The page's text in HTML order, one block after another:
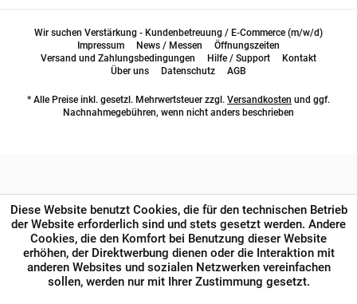
Wir suchen Verstärkung - Kundenbetreuung / E-Commerce (m/w/d)
Impressum
News / Messen
Öffnungszeiten
Versand und Zahlungsbedingungen
Hilfe / Support
Kontakt
Über uns
Datenschutz AGB
* Alle Preise inkl. gesetzl. Mehrwertsteuer zzgl. Versandkosten und ggf.
Nachnahmegebühren, wenn nicht anders beschrieben
Diese Website benutzt Cookies, die für den technischen Betrieb
der Website erforderlich sind und stets gesetzt werden. Andere
Cookies, die den Komfort bei Benutzung dieser Website
erhöhen, der Direktwerbung dienen oder die Interaktion mit
anderen Websites und sozialen Netzwerken vereinfachen
sollen, werden nur mit Ihrer Zustimmung gesetzt.